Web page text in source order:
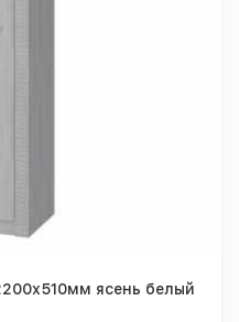
ясень белый